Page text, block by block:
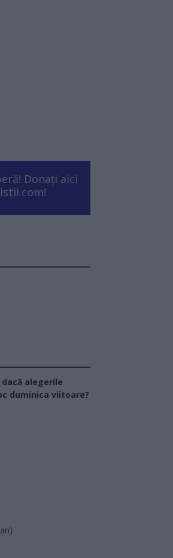
Donați aici
alegerile
duminica viitoare?